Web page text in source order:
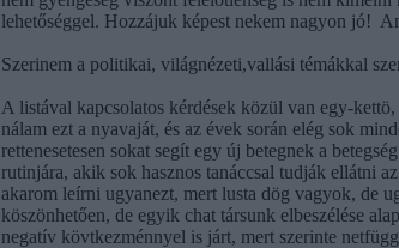
lehetőséggel. Hozzájuk képest nekem nagyon jó!
Szerinem a politikai, világnézeti,vallási témákkal
A listával kapcsolatos kérdések közül van egy-
nálam ezt a nyavaját, és az évek során elég sok
rettenesetesen sokat segít egy új betegnek a
rutinjára, akik sok hasznos tanáccsal tudják ellátni
akarom leírni ugyanezt, mert lusta dög vagyok, de
köszönhetően, de egyik chat társunk elbeszélése
negatív kövtkezménnyel is járt, mert szerinte